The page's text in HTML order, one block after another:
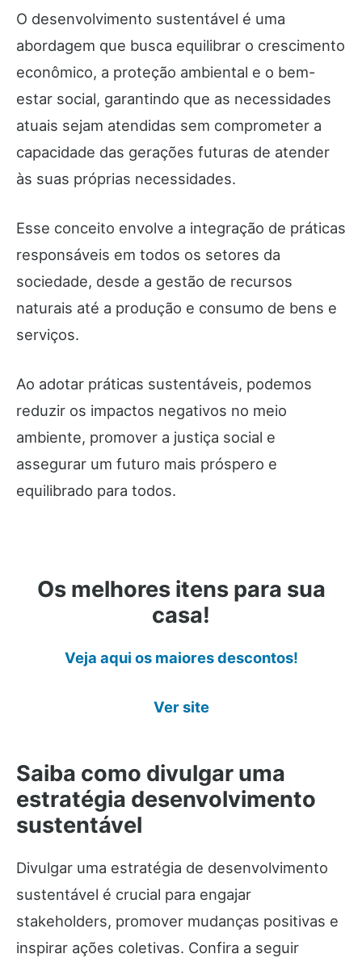
O desenvolvimento sustentável é uma
abordagem que busca equilibrar o crescimento
econômico, a proteção ambiental e o bem-
estar social, garantindo que as necessidades
atuais sejam atendidas sem comprometer a
capacidade das gerações futuras de atender
às suas próprias necessidades.
Esse conceito envolve a integração de práticas
responsáveis em todos os setores da
sociedade, desde a gestão de recursos
naturais até a produção e consumo de bens e
serviços.
Ao adotar práticas sustentáveis, podemos
reduzir os impactos negativos no meio
ambiente, promover a justiça social e
assegurar um futuro mais próspero e
equilibrado para todos.
Os melhores itens para sua
casa!
Veja aqui os maiores descontos!
Ver site
Saiba como divulgar uma
estratégia desenvolvimento
sustentável
Divulgar uma estratégia de desenvolvimento
sustentável é crucial para engajar
stakeholders, promover mudanças positivas e
inspirar ações coletivas. Confira a seguir